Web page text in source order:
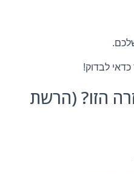
לבדוק!
הזו? (הרשת